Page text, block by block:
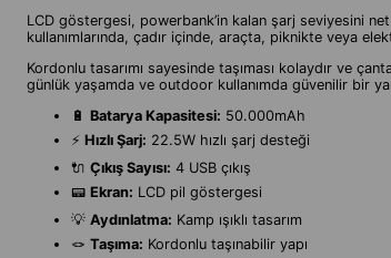
LCD göstergesi, powerbank’in kalan şarj seviyesini
kullanımlarında, çadır içinde, araçta, piknikte veya
Kordonlu tasarımı sayesinde taşıması kolaydır ve
günlük yaşamda ve outdoor kullanımda güvenilir bir
🔋 Batarya Kapasitesi: 50.000mAh
⚡ Hızlı Şarj: 22.5W hızlı şarj desteği
🔌 Çıkış Sayısı: 4 USB çıkış
📟 Ekran: LCD pil göstergesi
💡 Aydınlatma: Kamp ışıklı tasarım
🪢 Taşıma: Kordonlu taşınabilir yapı